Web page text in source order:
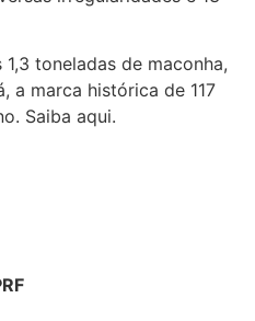
toneladas de maconha,
a marca histórica de 117
Saiba aqui.